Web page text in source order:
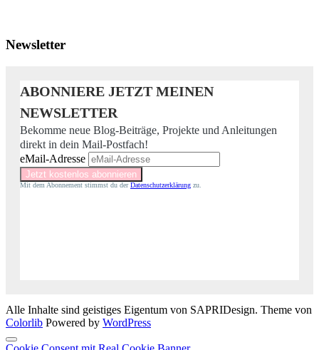
Newsletter
ABONNIERE JETZT MEINEN
NEWSLETTER
Bekomme neue Blog-Beiträge, Projekte und Anleitungen
direkt in dein Mail-Postfach!
eMail-Adresse
Mit dem Abonnement stimmst du derDatenschutzerklärung zu.
Alle Inhalte sind geistiges Eigentum von SAPRIDesign. Theme von
Colorlib Powered by WordPress